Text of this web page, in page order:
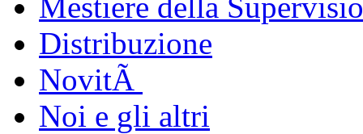
Distribuzione
NovitÃ
Noi e gli altri